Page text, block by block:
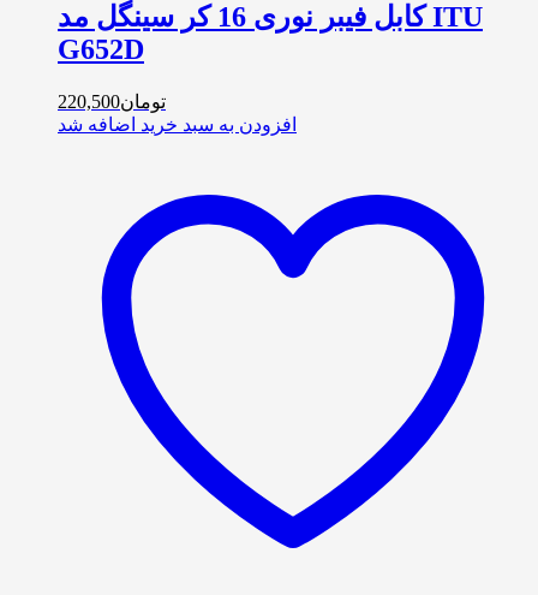
کابل فیبر نوری 16 کر سینگل مد ITU
G652D
تومان220,500
افزودن به سبد خرید اضافه شد